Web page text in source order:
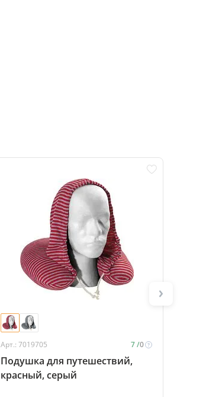
Арт.: 7019705 7 /0
Подушка для путешествий,
красный, серый